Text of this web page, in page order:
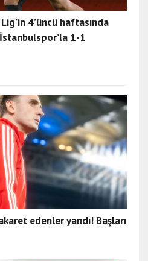
4’üncü haftasında
1-1
edenler yandı! Başları